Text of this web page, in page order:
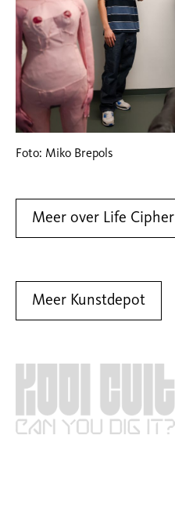
Foto: Miko Brepols
Meer over Life Cipher
Meer Kunstdepot